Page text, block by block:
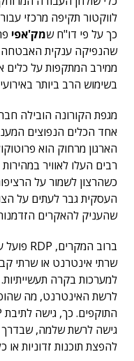
לווקטור תקיפה מרכזי
כך על פי דו"ח שמק'אפי
שהנפיקה ענקית האבטחה
ממירב המתקפות על כלים
בשימוש הרב ביותר
מגפת הקורונה הובילה
אחד הכלים הנפוצים
רבים העלו לאוויר
כשהרצון לשמור על
העסקית גבר לעתים על
שהעניק להאקרים
שרתי אינטרנט או שרתי
לרשת האינטרנט, מה
גישה לרשת שלמה, שבדרך
להפצת תוכנות זדוניות או